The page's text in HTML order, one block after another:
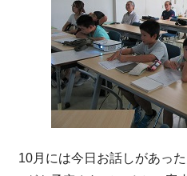
10月には今日お話しがあっ